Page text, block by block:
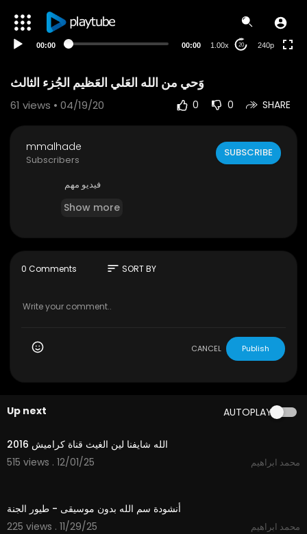
00:00 00:00 1.00x 20 240p
وَحي من الله العَلي العَظيم الجُزء الثالث
61 views • 04/19/20 0 0 SHARE
mmalhade
Subscribers
SUBSCRIBE
فيديو مهم
Show more
0 Comments sort SORT BY
CANCEL Publish
Up next AUTOPLAY
3:53
الله شايفنا لين الغيث قناة كراميش 2016
515 views . 12/01/25
محمد ابراهيم
أنشودة سم الله بدون موسيقى - طيور الجنة
225 views . 11/29/25
محمد ابراهيم